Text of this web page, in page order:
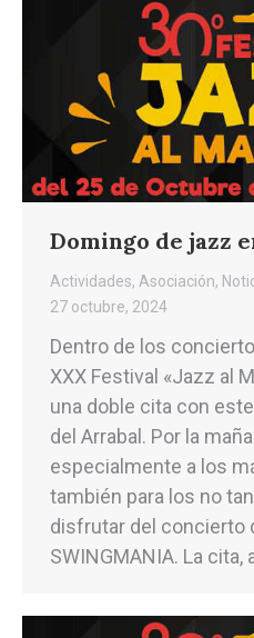
Domingo de jazz
Actividades, Asociación,
27 octubre, 2024
Dentro de los
XXX Festival «Jazz al
una doble cita con
del Arrabal. Por la
especialmente a los
también para los no
disfrutar del concierto
SWINGMANIA. La cita,